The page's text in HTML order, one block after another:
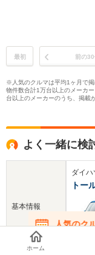
最初 前の
※人気のクルマは平均1ヶ月で掲
物件数合計1万台以上のメーカ
台以上のメーカーのうち、掲載
よく一緒に検
基本情報
ダイハ
トー
人気のク
在庫が無
ホーム